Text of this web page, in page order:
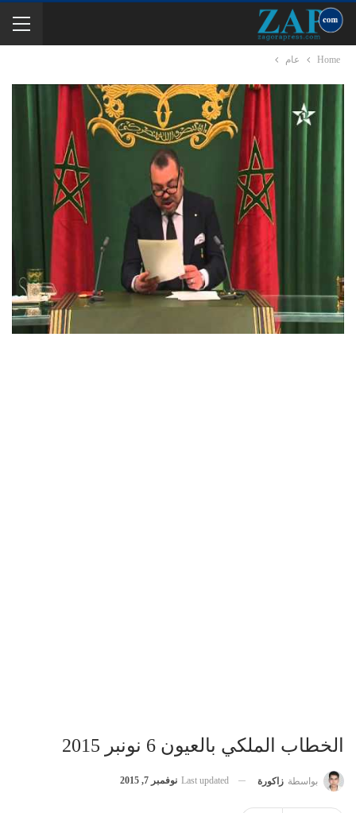
Home عام
الخطاب الملكي بالعيون 6 نونبر 2015
بواسطة زاكورة Last updated نوفمبر 7, 2015